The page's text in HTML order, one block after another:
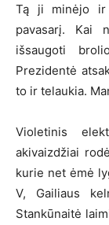
Tą ji minėjo ir
pavasarį. Kai
išsaugoti
Prezidentė
to ir telaukia.
Violetinis
akivaizdžiai
kurie net ėmė
V, Gailiaus
Stankūnaitė